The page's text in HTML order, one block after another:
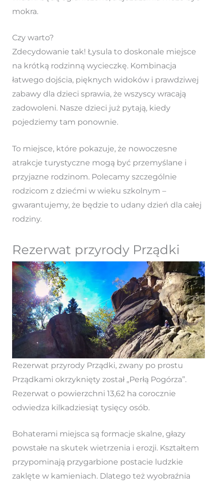
mokra.
Czy warto?
Zdecydowanie tak! Łysula to doskonale miejsce
na krótką rodzinną wycieczkę. Kombinacja
łatwego dojścia, pięknych widoków i prawdziwej
zabawy dla dzieci sprawia, że wszyscy wracają
zadowoleni. Nasze dzieci już pytają, kiedy
pojedziemy tam ponownie.
To miejsce, które pokazuje, że nowoczesne
atrakcje turystyczne mogą być przemyślane i
przyjazne rodzinom. Polecamy szczególnie
rodzicom z dziećmi w wieku szkolnym –
gwarantujemy, że będzie to udany dzień dla całej
rodziny.
Rezerwat przyrody Prządki
Rezerwat przyrody Prządki, zwany po prostu
Prządkami okrzyknięty został „Perłą Pogórza”.
Rezerwat o powierzchni 13,62 ha corocznie
odwiedza kilkadziesiąt tysięcy osób.
Bohaterami miejsca są formacje skalne, głazy
powstałe na skutek wietrzenia i erozji. Kształtem
przypominają przygarbione postacie ludzkie
zaklęte w kamieniach. Dlatego też wyobraźnia